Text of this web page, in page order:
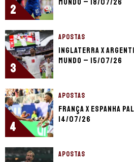
2
Mundo – 18/07/26
3
APOSTAS
Inglaterra x
Mundo – 15/07/26
4
APOSTAS
França x Espanha
14/07/26
APOSTAS